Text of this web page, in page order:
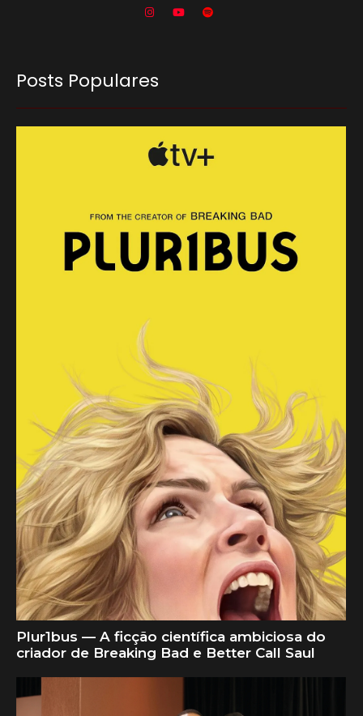
Posts Populares
Plur1bus — A ficção científica ambiciosa do
criador de Breaking Bad e Better Call Saul